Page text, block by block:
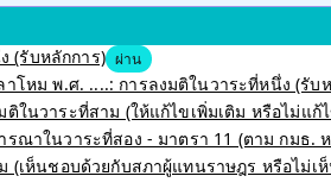
(รับหลักการ) ผ่าน
โหม พ.ศ. ....: การลงมติในวาระที่หนึ่ง (รับ
นวาระที่สาม (ให้แก้ไขเพิ่มเติม หรือไม่แก้ไ
ณาในวาระที่สอง - มาตรา 11 (ตาม กมธ.
เห็นชอบด้วยกับสภาผู้แทนราษฎร หรือไม่เ